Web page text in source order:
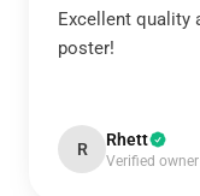
Excellent quality
poster!
R Rhett
Verified owner